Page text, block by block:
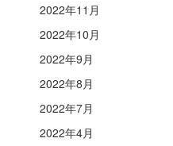
2022年11月
2022年10月
2022年9月
2022年8月
2022年7月
2022年4月